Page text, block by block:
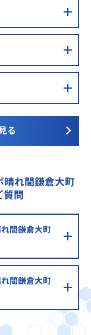
る
晴れ間鎌倉大町
質問
間鎌倉大町
間鎌倉大町